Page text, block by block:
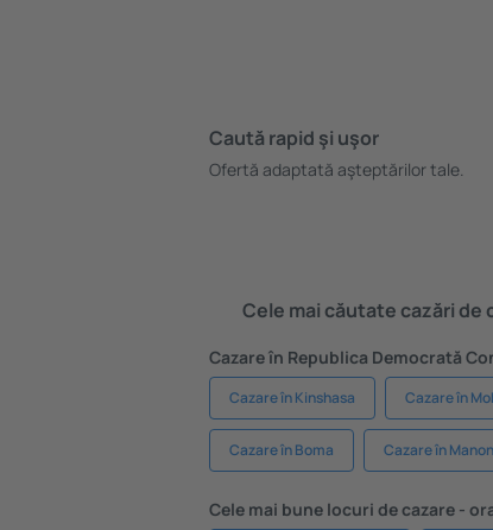
Caută rapid şi uşor
Ofertă adaptată aşteptărilor tale.
Cele mai căutate cazări
Cazare în Republica Democrată
Cazare în Kinshasa Cazare în
Cazare în Boma Cazare în
Cele mai bune locuri de cazare -